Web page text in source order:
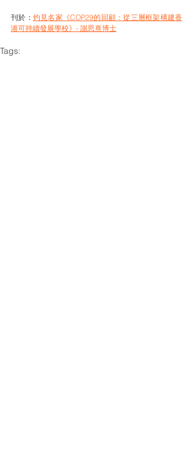
刊於： 灼見名家《COP29的回顧：從三層框架構建香
港可持續發展學校》- 謝思熹博士
Tags: